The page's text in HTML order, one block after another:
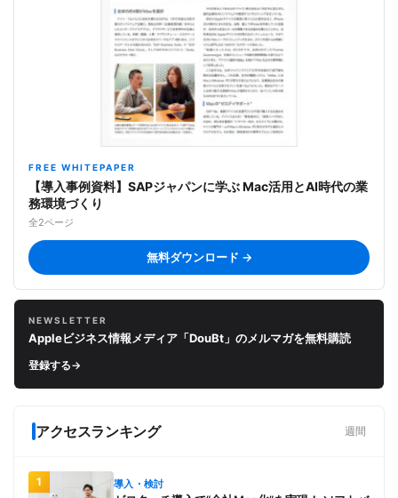
FREE WHITEPAPER
【導入事例資料】SAPジャパンに学ぶ Mac活用とAI時代の業
務環境づくり
全2ページ
無料ダウンロード →
NEWSLETTER
Appleビジネス情報メディア「DouBt」のメルマガを無料購読
登録する→
アクセスランキング 週間
1 導入・検討